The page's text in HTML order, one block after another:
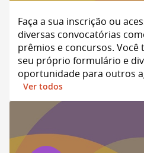
Faça a sua inscrição ou
diversas convocatórias
prêmios e concursos.
seu próprio formulário e
oportunidade para outros
Ver todos